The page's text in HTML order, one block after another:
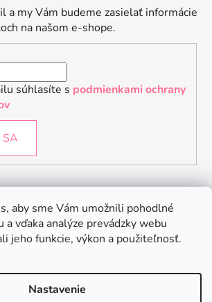
aby sme Vám umožnili pohodlné
a vďaka analýze prevádzky webu
jeho funkcie, výkon a použiteľnosť.
Nastavenie
a my Vám budeme zasielať informácie
na našom e-shope.
súhlasíte s podmienkami ochrany
SA